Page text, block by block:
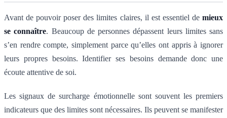
Avant de pouvoir poser des limites claires, il est essentiel de mieux
se connaître. Beaucoup de personnes dépassent leurs limites sans
s’en rendre compte, simplement parce qu’elles ont appris à ignorer
leurs propres besoins. Identifier ses besoins demande donc une
écoute attentive de soi.
Les signaux de surcharge émotionnelle sont souvent les premiers
indicateurs que des limites sont nécessaires. Ils peuvent se manifester